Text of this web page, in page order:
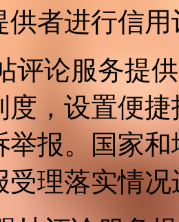
供者进行信用
评论服务提
度，设置便
举报。国家
受理落实情